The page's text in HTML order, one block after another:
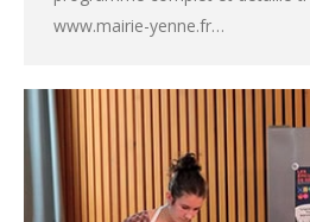
www.mairie-yenne.fr…